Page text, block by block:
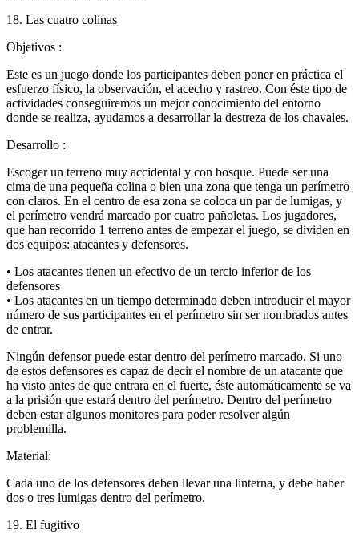
18. Las cuatro colinas
Objetivos :
Este es un juego donde los participantes deben poner en práctica el
esfuerzo físico, la observación, el acecho y rastreo. Con éste tipo de
actividades conseguiremos un mejor conocimiento del entorno
donde se realiza, ayudamos a desarrollar la destreza de los chavales.
Desarrollo :
Escoger un terreno muy accidental y con bosque. Puede ser una
cima de una pequeña colina o bien una zona que tenga un perímetro
con claros. En el centro de esa zona se coloca un par de lumigas, y
el perímetro vendrá marcado por cuatro pañoletas. Los jugadores,
que han recorrido 1 terreno antes de empezar el juego, se dividen en
dos equipos: atacantes y defensores.
• Los atacantes tienen un efectivo de un tercio inferior de los
defensores
• Los atacantes en un tiempo determinado deben introducir el mayor
número de sus participantes en el perímetro sin ser nombrados antes
de entrar.
Ningún defensor puede estar dentro del perímetro marcado. Si uno
de estos defensores es capaz de decir el nombre de un atacante que
ha visto antes de que entrara en el fuerte, éste automáticamente se va
a la prisión que estará dentro del perímetro. Dentro del perímetro
deben estar algunos monitores para poder resolver algún
problemilla.
Material:
Cada uno de los defensores deben llevar una linterna, y debe haber
dos o tres lumigas dentro del perímetro.
19. El fugitivo